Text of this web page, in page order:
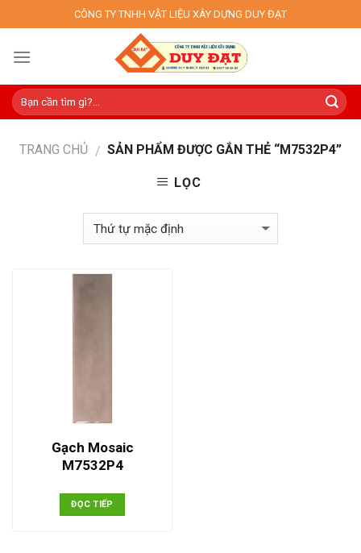
to
content
CÔNG TY TNHH VẬT LIỆU XÂY DỰNG DUY ĐẠT
TRANG CHỦ / SẢN PHẨM ĐƯỢC GẮN THẺ “M7532P4”
LỌC
Gạch Mosaic
M7532P4
ĐỌC TIẾP